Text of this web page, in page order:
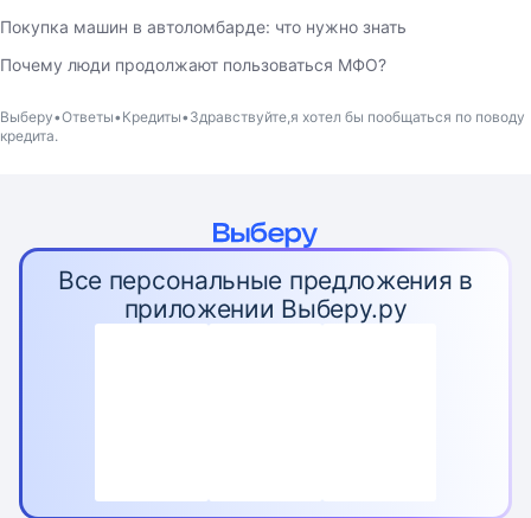
Покупка машин в автоломбарде: что нужно знать
Почему люди продолжают пользоваться МФО?
Выберу Ответы Кредиты Здравствуйте,я хотел бы пообщаться по поводу
кредита.
Все персональные предложения в
приложении Выберу.ру